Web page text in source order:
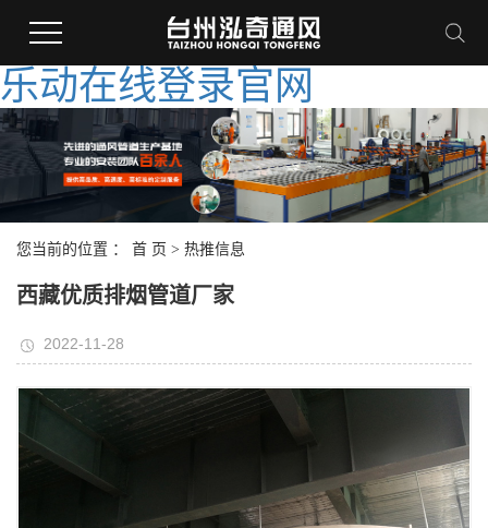
乐动在线登录官网
您当前的位置 ： 首 页 > 热推信息
西藏优质排烟管道厂家
2022-11-28